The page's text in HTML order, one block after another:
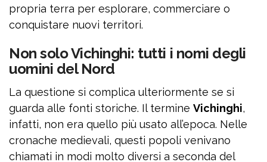
propria terra per esplorare, commerciare o
conquistare nuovi territori.
Non solo Vichinghi: tutti i nomi degli
uomini del Nord
La questione si complica ulteriormente se si
guarda alle fonti storiche. Il termine Vichinghi,
infatti, non era quello più usato all’epoca. Nelle
cronache medievali, questi popoli venivano
chiamati in modi molto diversi a seconda del